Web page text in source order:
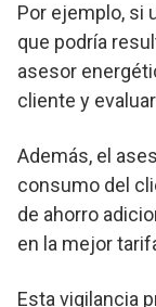
Por ejemplo, si
que podría
asesor
cliente y
Además, el
consumo del
de ahorro
en la mejor
Esta vigilancia